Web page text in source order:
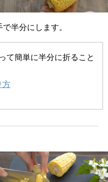
で半分にします。
て簡単に半分に折ること
方